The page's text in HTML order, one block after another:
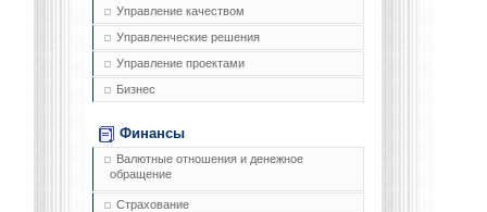
Управление качеством
Управленческие решения
Управление проектами
Бизнес
Финансы
Валютные отношения и денежное
обращение
Страхование